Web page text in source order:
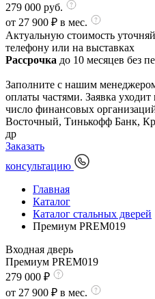
279 000 руб.
от 27 900 ₽ в мес.
Актуальную стоимость
телефону или на выставках
Рассрочка до 10 месяцев без
Заполните с нашим
оплаты частями. Заявка
число финансовых
Восточный, Тинькофф Банк,
др
Заказать
консультацию
Главная
Каталог
Каталог стальных дверей
Премиум PREM019
Входная дверь
Премиум PREM019
279 000 ₽
от 27 900 ₽ в мес.